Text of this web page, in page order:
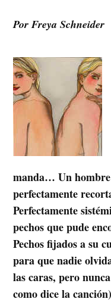
Por Freya Schneider
manda… Un hombre
perfectamente
Perfectamente
pechos que pude
Pechos fijados a su
para que nadie
las caras, pero
como dice la